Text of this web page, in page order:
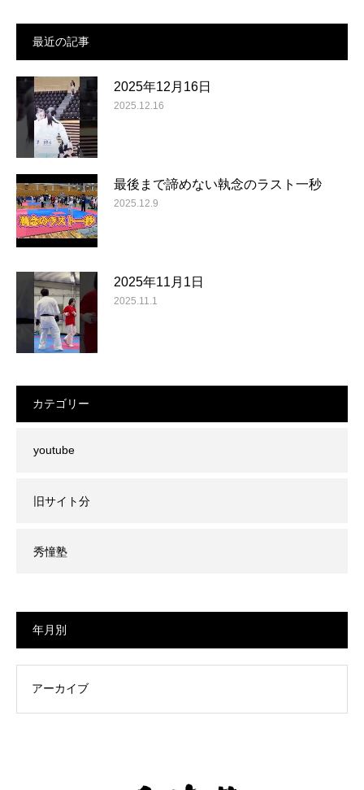
最近の記事
2025年12月16日
2025.12.16
最後まで諦めない執念のラスト一秒
2025.12.9
2025年11月1日
2025.11.1
カテゴリー
youtube
旧サイト分
秀憧塾
年月別